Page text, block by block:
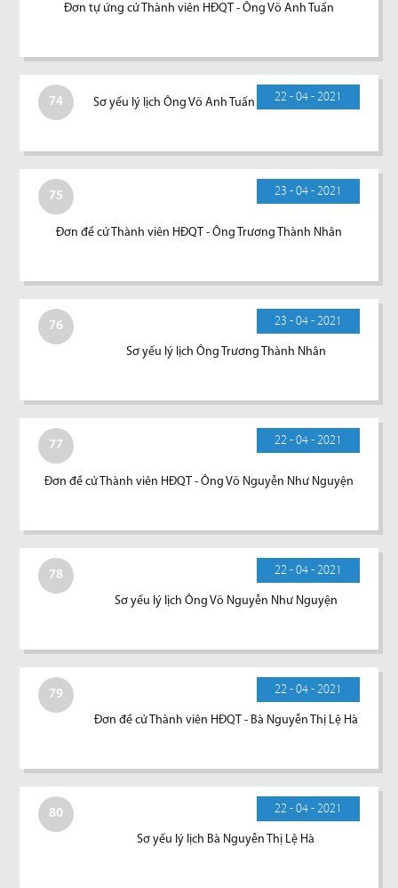
Đơn tự ứng cử Thành viên HĐQT - Ông Võ Anh Tuấn
74 22 - 04 - 2021
Sơ yếu lý lịch Ông Võ Anh Tuấn
75 23 - 04 - 2021
Đơn đề cử Thành viên HĐQT - Ông Trương Thành Nhân
76 23 - 04 - 2021
Sơ yếu lý lịch Ông Trương Thành Nhân
77 22 - 04 - 2021
Đơn đề cử Thành viên HĐQT - Ông Võ Nguyễn Như Nguyện
78 22 - 04 - 2021
Sơ yếu lý lịch Ông Võ Nguyễn Như Nguyện
79 22 - 04 - 2021
Đơn đề cử Thành viên HĐQT - Bà Nguyễn Thị Lệ Hà
80 22 - 04 - 2021
Sơ yếu lý lịch Bà Nguyễn Thị Lệ Hà